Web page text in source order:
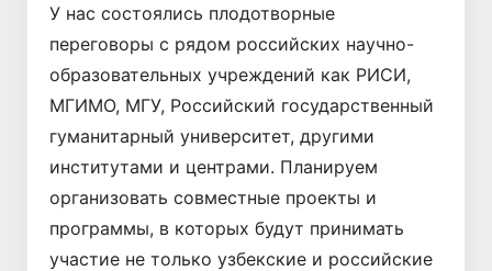
У нас состоялись плодотворные
переговоры с рядом российских научно-
образовательных учреждений как РИСИ,
МГИМО, МГУ, Российский государственный
гуманитарный университет, другими
институтами и центрами. Планируем
организовать совместные проекты и
программы, в которых будут принимать
участие не только узбекские и российские